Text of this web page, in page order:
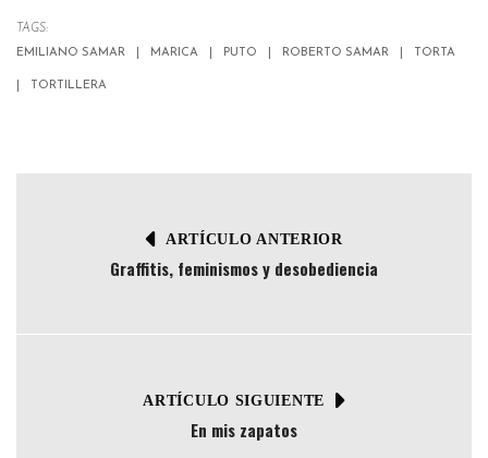
TAGS:
EMILIANO SAMAR
MARICA PUTO ROBERTO SAMAR TORTA
TORTILLERA
ARTÍCULO ANTERIOR
Graffitis, feminismos y desobediencia
ARTÍCULO SIGUIENTE
En mis zapatos